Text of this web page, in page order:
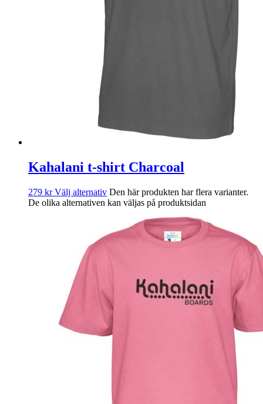
Kahalani t-shirt Charcoal
279 kr Välj alternativ Den här produkten har flera varianter.
De olika alternativen kan väljas på produktsidan